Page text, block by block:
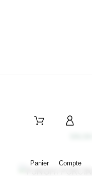
Panier Compte